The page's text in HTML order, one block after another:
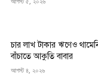
চার লাখ টাকার ঋণেও
বাঁচাতে আকুতি বাবার
আগস্ট ৪, ২০২৬